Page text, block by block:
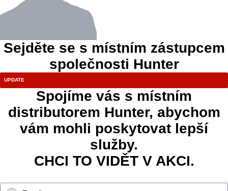
Sejděte se s místním zástupcem
společnosti Hunter
Spojíme vás s místním
distributorem Hunter, abychom
vám mohli poskytovat lepší
služby.
CHCI TO VIDĚT V AKCI.